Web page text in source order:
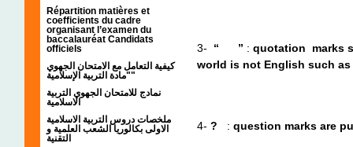
Répartition matières et
coefficients du cadre
organisant l’examen du
baccalauréat Candidats
officiels
كيفية التعامل مع الامتحان الجهوي
"مادة التربية الإسلامية"
نمادج للامتحان الجهوي التربية
الاسلامية
ملخصات دروس التربية الاسلامية
الاولى بكالوريا الشعب العلمية و
التقنية
3- “ ” : quotation marks
world is not English such as
4- ? : question marks are